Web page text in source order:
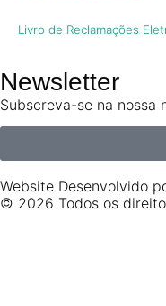
Livro de Reclamações
Newsletter
Subscreva-se na nossa
Website Desenvolvido
© 2026 Todos os